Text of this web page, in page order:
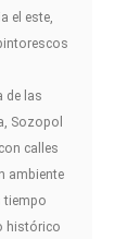
el este,
de las
Sozopol
calles
ambiente
tiempo
histórico